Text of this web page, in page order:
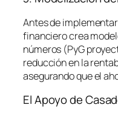
Antes de
financiero crea
números (PyG
reducción en la
asegurando que el
El Apoyo de